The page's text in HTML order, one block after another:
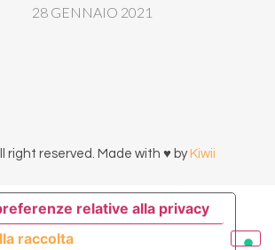
28 GENNAIO 2021
right reserved. Made with ♥ by Kiwii
raccolta
relative alla privacy